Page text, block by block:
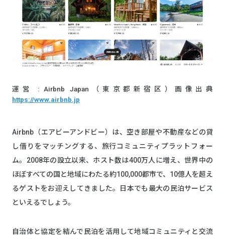
運営 : Airbnb Japan（東京都新宿区）画像出典
https://www.airbnb.jp
Airbnb（エアビーアンドビー）は、空き部屋や不動産などの貸
し借りをマッチングする、旅行コミュニティプラットフォー
ム。2008年の設立以来、ホスト数は400万人に増え、世界中の
ほぼすべての国と地域にわたる約100,000都市で、10億人を超え
るゲストをお迎えしてきました。日本でも最大の民泊サービス
といえるでしょう。
自治体と協定を結んで民泊を活用して地域コミュニティと交流